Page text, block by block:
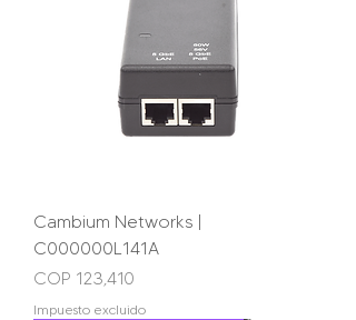
Cambium Networks |
C000000L141A
Precio
COP 123,410
Impuesto excluido